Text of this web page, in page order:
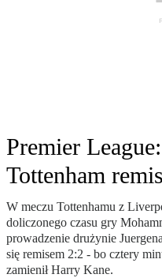
Premier
Tottenham
W meczu Tottenhamu z
doliczonego czasu gry
prowadzenie drużynie
się remisem 2:2 - bo cztery
zamienił Harry Kane.